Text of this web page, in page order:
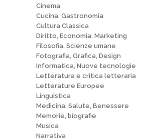
Cinema
Cucina, Gastronomia
Cultura Classica
Diritto, Economia, Marketing
Filosofia, Scienze umane
Fotografia, Grafica, Design
Informatica, Nuove tecnologie
Letteratura e critica letteraria
Letterature Europee
Linguistica
Medicina, Salute, Benessere
Memorie, biografie
Musica
Narrativa